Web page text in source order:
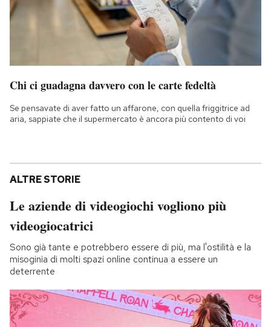
Chi ci guadagna davvero con le carte fedeltà
Se pensavate di aver fatto un affarone, con quella friggitrice ad
aria, sappiate che il supermercato è ancora più contento di voi
ALTRE STORIE
Le aziende di videogiochi vogliono più
videogiocatrici
Sono già tante e potrebbero essere di più, ma l'ostilità e la
misoginia di molti spazi online continua a essere un
deterrente